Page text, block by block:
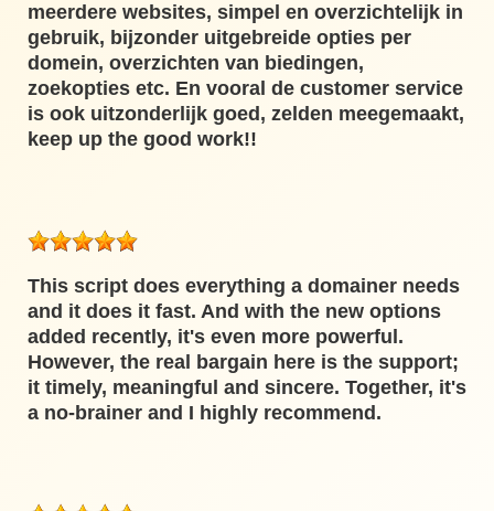
meerdere websites, simpel en overzichtelijk in
gebruik, bijzonder uitgebreide opties per
domein, overzichten van biedingen,
zoekopties etc. En vooral de customer service
is ook uitzonderlijk goed, zelden meegemaakt,
keep up the good work!!
This script does everything a domainer needs
and it does it fast. And with the new options
added recently, it's even more powerful.
However, the real bargain here is the support;
it timely, meaningful and sincere. Together, it's
a no-brainer and I highly recommend.